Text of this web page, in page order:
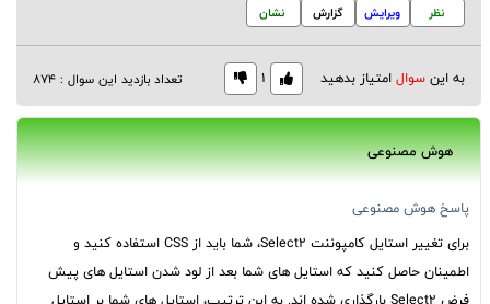
نظر
ویرایش گزارش نشان
به اینسوالامتیاز بدهید 1 تعداد بازدید این سوال : 874
هوش مصنوعی
پاسخ هوش مصنوعی
برای تغییر استایل کامپوننت Select2، شما باید از CSS استفاده کنید و
اطمینان حاصل کنید که استایل های شما بعد از لود شدن استایل های پیش